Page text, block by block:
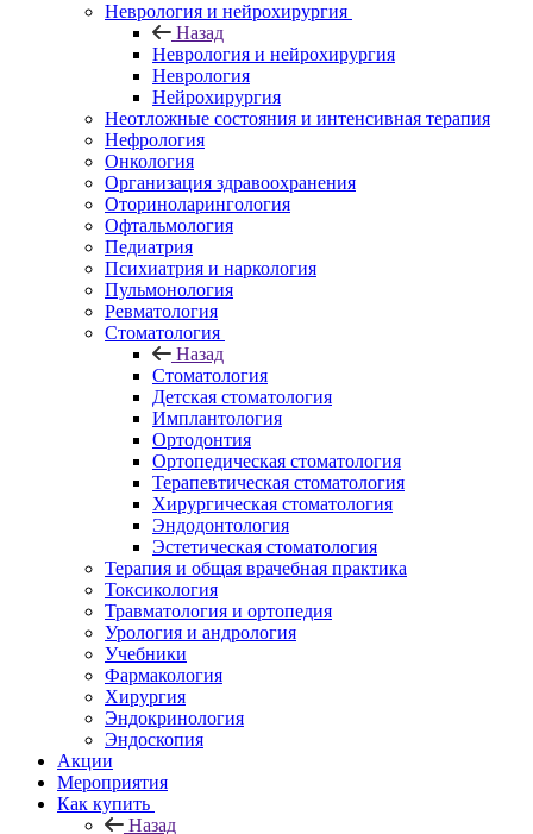
Неврология и нейрохирургия
Назад
Неврология и нейрохирургия
Неврология
Нейрохирургия
Неотложные состояния и интенсивная терапия
Нефрология
Онкология
Организация здравоохранения
Оториноларингология
Офтальмология
Педиатрия
Психиатрия и наркология
Пульмонология
Ревматология
Стоматология
Назад
Стоматология
Детская стоматология
Имплантология
Ортодонтия
Ортопедическая стоматология
Терапевтическая стоматология
Хирургическая стоматология
Эндодонтология
Эстетическая стоматология
Терапия и общая врачебная практика
Токсикология
Травматология и ортопедия
Урология и андрология
Учебники
Фармакология
Хирургия
Эндокринология
Эндоскопия
Акции
Мероприятия
Как купить
Назад